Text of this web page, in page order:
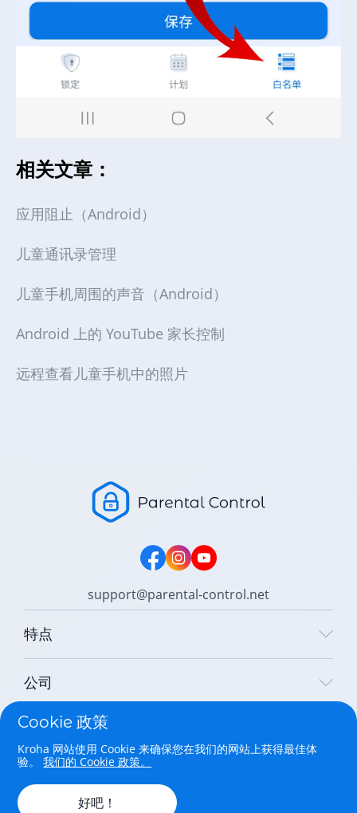
相关文章：
应用阻止（Android）
儿童通讯录管理
儿童手机周围的声音（Android）
Android 上的 YouTube 家长控制
远程查看儿童手机中的照片
support@parental-control.net
特点
公司
法律
Copyright © 2026 Parental Control Kroha Sp. z o. o. All rights
reserved.
Cookie 政策
Kroha 网站使用 Cookie 来确保您在我们的网站上获得最佳体
验。我们的 Cookie 政策。
好吧！